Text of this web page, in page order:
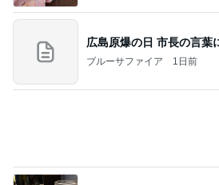
広島原爆の日 市長の言葉
ブルーサファイア 1日前